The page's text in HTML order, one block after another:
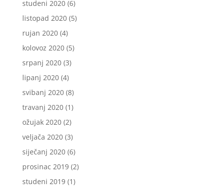
studeni 2020(6)
listopad 2020(5)
rujan 2020(4)
kolovoz 2020(5)
srpanj 2020(3)
lipanj 2020(4)
svibanj 2020(8)
travanj 2020(1)
ožujak 2020(2)
veljača 2020(3)
siječanj 2020(6)
prosinac 2019(2)
studeni 2019(1)